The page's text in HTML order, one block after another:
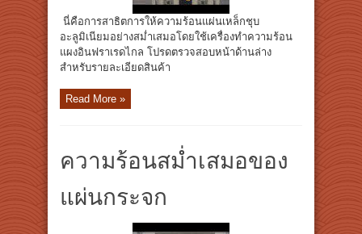
นี่คือการสาธิตการให้ความร้อนแผ่นเหล็กชุบ
อะลูมิเนียมอย่างสม่ำเสมอโดยใช้เครื่องทำความร้อน
แผงอินฟราเรดไกล โปรดตรวจสอบหน้าด้านล่าง
สำหรับรายละเอียดสินค้า
Read More »
ความร้อนสม่ำเสมอของ
แผ่นกระจก